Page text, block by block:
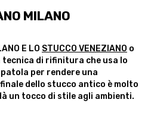
MILANO
E LO STUCCO VENEZIANO o
di rifinitura che usa lo
per rendere una
dello stucco antico è molto
un tocco di stile agli ambienti.